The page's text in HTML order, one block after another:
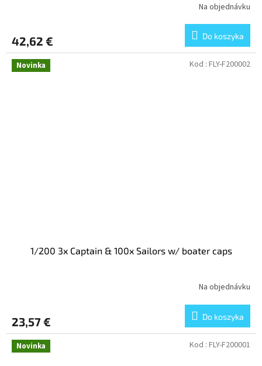
Na objednávku
42,62 € Do koszyka
Novinka
1/200 3x Captain & 100x Sailors w/ boater caps
Na objednávku
23,57 € Do koszyka
Kod : FLY-F200002
Novinka Kod : FLY-F200001